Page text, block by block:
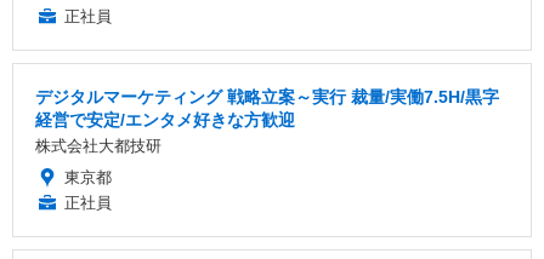
正社員
デジタルマーケティング 戦略立案～実行 裁量/実働7.5H/黒字
経営で安定/エンタメ好きな方歓迎
株式会社大都技研
東京都
正社員